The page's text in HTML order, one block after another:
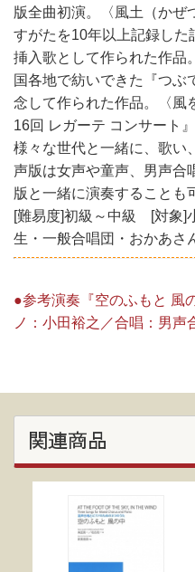
版全曲初演。〈風土（かぜ
すがたを10年以上記録し
挿入歌として作られた作品
国各地で紡いできた『つぶ
念して作られた作品。〈風
16回 レガーテ コンサート
様々な世代と一緒に、歌い
声版は女声や童声、男声合
版と一緒に演奏することも
[難易度]初級～中級 [対象]
生・一般合唱団・おかあさ
●参考演奏『空のふもと 風
ノ：小田裕之／合唱：男声
関連商品